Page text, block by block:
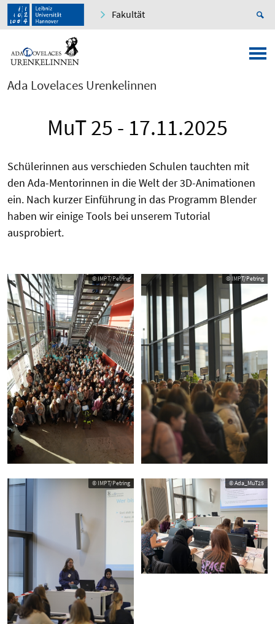
Fakultät
Ada Lovelaces Urenkelinnen
MuT 25 - 17.11.2025
Schülerinnen aus verschieden Schulen tauchten mit
den Ada-Mentorinnen in die Welt der 3D-Animationen
ein. Nach kurzer Einführung in das Programm Blender
haben wir einige Tools bei unserem Tutorial
ausprobiert.
© IMPT/Petring © IMPT/Petring
© IMPT/Petring © Ada_MuT25